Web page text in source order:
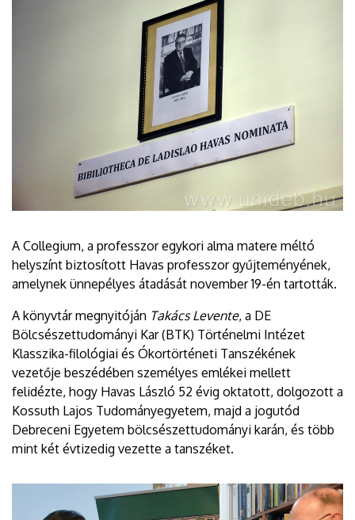
A Collegium, a professzor egykori alma matere méltó
helyszínt biztosított Havas professzor gyűjteményének,
amelynek ünnepélyes átadását november 19-én tartották.
A könyvtár megnyitóján Takács Levente, a DE
Bölcsészettudományi Kar (BTK) Történelmi Intézet
Klasszika-filológiai és Ókortörténeti Tanszékének
vezetője beszédében személyes emlékei mellett
felidézte, hogy Havas László 52 évig oktatott, dolgozott a
Kossuth Lajos Tudományegyetem, majd a jogutód
Debreceni Egyetem bölcsészettudományi karán, és több
mint két évtizedig vezette a tanszéket.